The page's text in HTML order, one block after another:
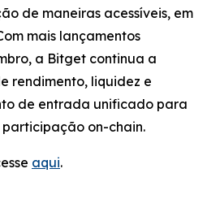
de maneiras acessíveis, em
mais lançamentos
a Bitget continua a
rendimento, liquidez e
de entrada unificado para
on-chain.
aqui.